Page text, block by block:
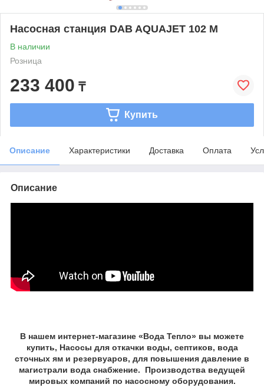
Насосная станция DAB AQUAJET 102 M
В наличии
Розница
233 400 ₸
Купить
Описание Характеристики Доставка Оплата
Описание
В нашем интернет-магазине «Вода Тепло» вы можете
купить, Насосы для откачки воды, септиков, вода
сточных ям и резервуаров, для повышения давление в
магистрали вода снабжение. Производства ведущей
мировых компаний по насосному оборудования.